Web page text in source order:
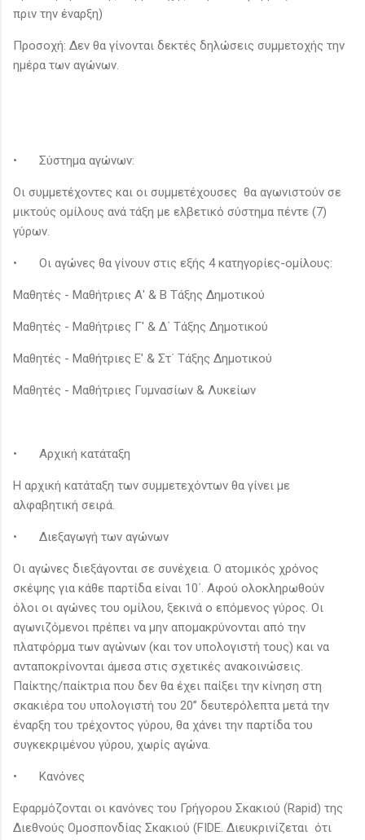
πριν την έναρξη)
Προσοχή: Δεν θα γίνονται δεκτές δηλώσεις συμμετοχής την
ημέρα των αγώνων.
• Σύστημα αγώνων:
Οι συμμετέχοντες και οι συμμετέχουσες θα αγωνιστούν σε
μικτούς ομίλους ανά τάξη με ελβετικό σύστημα πέντε (7)
γύρων.
• Οι αγώνες θα γίνουν στις εξής 4 κατηγορίες-ομίλους:
Μαθητές - Μαθήτριες Α' & Β Τάξης Δημοτικού
Μαθητές - Μαθήτριες Γ' & Δ΄ Τάξης Δημοτικού
Μαθητές - Μαθήτριες Ε' & Στ΄ Τάξης Δημοτικού
Μαθητές - Μαθήτριες Γυμνασίων & Λυκείων
• Αρχική κατάταξη
Η αρχική κατάταξη των συμμετεχόντων θα γίνει με
αλφαβητική σειρά.
• Διεξαγωγή των αγώνων
Οι αγώνες διεξάγονται σε συνέχεια. O ατομικός χρόνος
σκέψης για κάθε παρτίδα είναι 10΄. Αφού ολοκληρωθούν
όλοι οι αγώνες του ομίλου, ξεκινά ο επόμενος γύρος. Οι
αγωνιζόμενοι πρέπει να μην απομακρύνονται από την
πλατφόρμα των αγώνων (και τον υπολογιστή τους) και να
ανταποκρίνονται άμεσα στις σχετικές ανακοινώσεις.
Παίκτης/παίκτρια που δεν θα έχει παίξει την κίνηση στη
σκακιέρα του υπολογιστή του 20’’ δευτερόλεπτα μετά την
έναρξη του τρέχοντος γύρου, θα χάνει την παρτίδα του
συγκεκριμένου γύρου, χωρίς αγώνα.
• Κανόνες
Εφαρμόζονται οι κανόνες του Γρήγορου Σκακιού (Rapid) της
Διεθνούς Ομοσπονδίας Σκακιού (FIDE. Διευκρινίζεται ότι